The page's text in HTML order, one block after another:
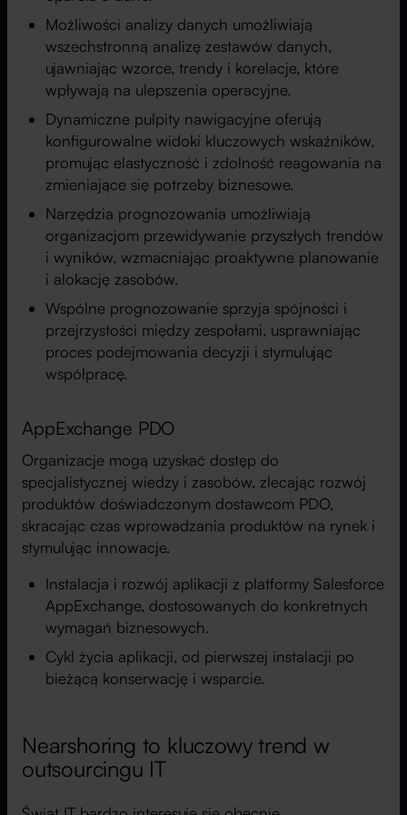
Możliwości analizy danych umożliwiają
wszechstronną analizę zestawów danych,
ujawniając wzorce, trendy i korelacje, które
wpływają na ulepszenia operacyjne.
Dynamiczne pulpity nawigacyjne oferują
konfigurowalne widoki kluczowych wskaźników,
promując elastyczność i zdolność reagowania na
zmieniające się potrzeby biznesowe.
Narzędzia prognozowania umożliwiają
organizacjom przewidywanie przyszłych trendów
i wyników, wzmacniając proaktywne planowanie
i alokację zasobów.
Wspólne prognozowanie sprzyja spójności i
przejrzystości między zespołami, usprawniając
proces podejmowania decyzji i stymulując
współpracę.
AppExchange PDO
Organizacje mogą uzyskać dostęp do
specjalistycznej wiedzy i zasobów, zlecając rozwój
produktów doświadczonym dostawcom PDO,
skracając czas wprowadzania produktów na rynek i
stymulując innowacje.
Instalacja i rozwój aplikacji z platformy Salesforce
AppExchange, dostosowanych do konkretnych
wymagań biznesowych.
Cykl życia aplikacji, od pierwszej instalacji po
bieżącą konserwację i wsparcie.
Nearshoring to kluczowy trend w
outsourcingu IT